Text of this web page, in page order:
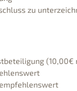
zu
(10,00€